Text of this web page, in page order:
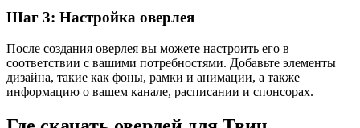
Шаг 3: Настройка оверлея
После создания оверлея вы можете настроить его в
соответствии с вашими потребностями. Добавьте элементы
дизайна, такие как фоны, рамки и анимации, а также
информацию о вашем канале, расписании и спонсорах.